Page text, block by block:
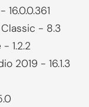
16.0.0.361
- 8.3
- 1.2.2
2019 - 16.1.3